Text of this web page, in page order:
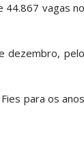
44.867 vagas no
dezembro, pelo
para os anos